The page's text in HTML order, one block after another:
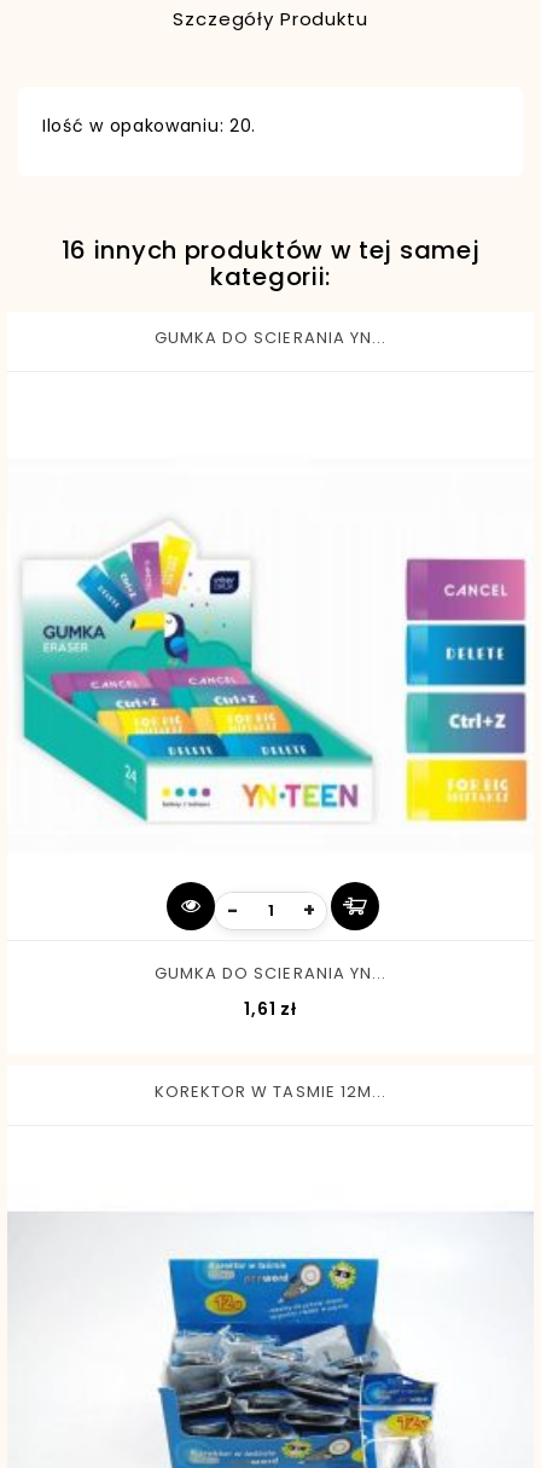
Szczegóły Produktu
Ilość w opakowaniu: 20.
EAN13 5902575040007
16 innych produktów w tej samej
kategorii:
GUMKA DO SCIERANIA YN...
- +
GUMKA DO SCIERANIA YN...
1,61 zł
KOREKTOR W TASMIE 12M...